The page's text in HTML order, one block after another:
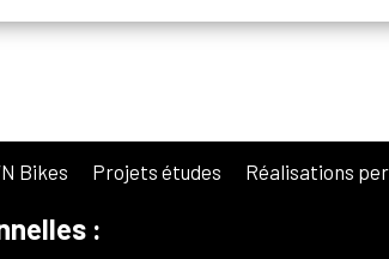
Bikes Projets études Réalisations
: